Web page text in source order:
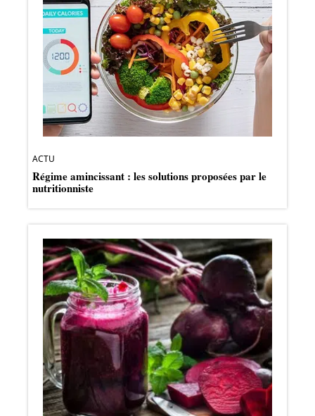
ACTU
Régime amincissant : les solutions proposées par le
nutritionniste